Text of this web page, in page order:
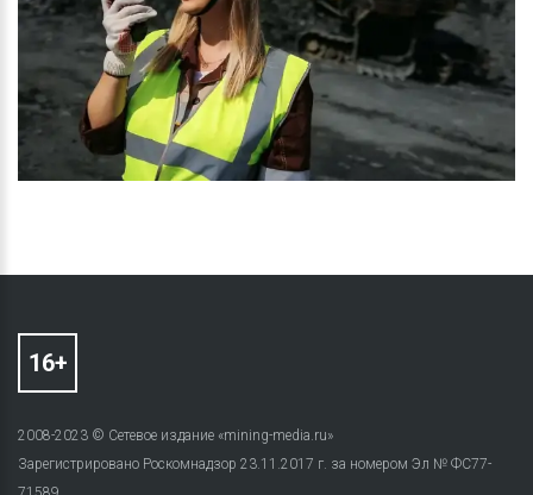
2008-2023 © Сетевое издание «mining-media.ru»
Зарегистрировано Роскомнадзор 23.11.2017 г. за номером Эл № ФС77-